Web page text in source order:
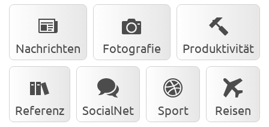
Nachrichten Fotografie Produktivität
Referenz SocialNet Sport Reisen